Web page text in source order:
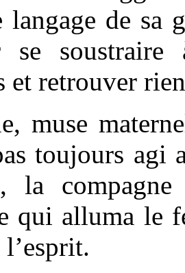
langage de sa
se soustraire
et retrouver
muse
toujours agi
la
qui alluma le